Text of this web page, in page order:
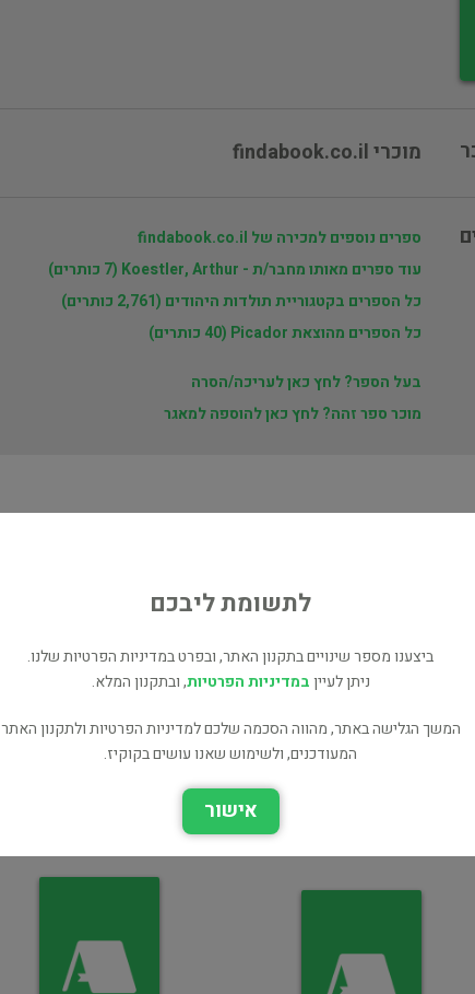
מוכרי findabook.co.il
ספרים נוספים למכירה של findabook.co.il
עוד ספרים מאותו מחבר/ת - Koestler, Arthur (7 כותרים)
כל הספרים בקטגוריית תולדות היהודים (2,761 כותרים)
כל הספרים מהוצאת Picador (40 כותרים)
בעל הספר? לחץ כאן לעריכה/הסרה
מוכר ספר זהה? לחץ כאן להוספה למאגר
thieves at night -
chronicle of an
Insight and Outlook
לתשומת ליבכם
ביצענו מספר שינויים בתקנון האתר, ובפרט במדיניות הפרטיות שלנו.
ניתן לעייןבמדיניות הפרטיות, ובתקנון המלא.
המשך הגלישה באתר, מהווה הסכמה שלכם למדיניות הפרטיות ולתקנון האתר
המעודכנים, ולשימוש שאנו עושים בקוקיז.
אישור